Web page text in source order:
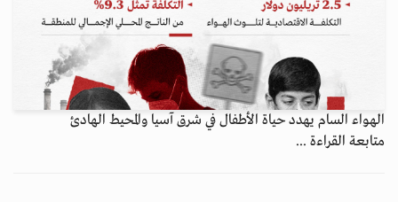
الهواء السام يهدد حياة الأطفال في شرق آسيا والمحيط الهادئ
متابعة القراءة ...